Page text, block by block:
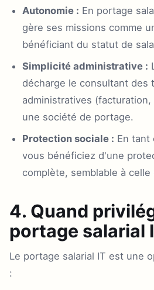
Autonomie : En portage
gère ses missions comme
bénéficiant du statut de
Simplicité administrative :
décharge le consultant des
administratives
une société de portage.
Protection sociale : En tant
vous bénéficiez d'une
complète, semblable à celle
4. Quand
portage salarial
Le portage salarial IT est une
: